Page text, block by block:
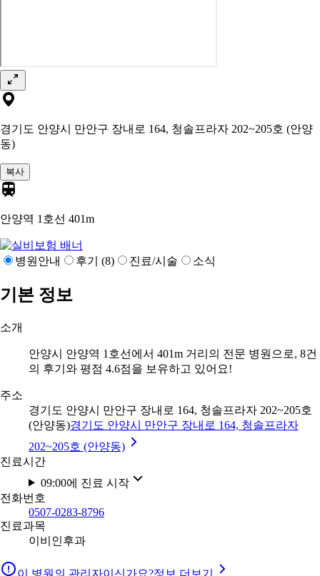
경기도 안양시 만안구 장내로 164, 청솔프라자 202~205호 (안양
동)
복사
안양역 1호선 401m
병원안내 후기 (8) 진료/시술 소식
기본 정보
소개
안양시 안양역 1호선에서 401m 거리의 전문 병원으로, 8건
의 후기와 평점 4.6점을 보유하고 있어요!
주소
경기도 안양시 만안구 장내로 164, 청솔프라자 202~205호
(안양동)경기도 안양시 만안구 장내로 164, 청솔프라자
202~205호 (안양동)
진료시간
09:00에 진료 시작
전화번호
0507-0283-8796
진료과목
이비인후과
이 병원의 관리자이신가요?정보 더보기